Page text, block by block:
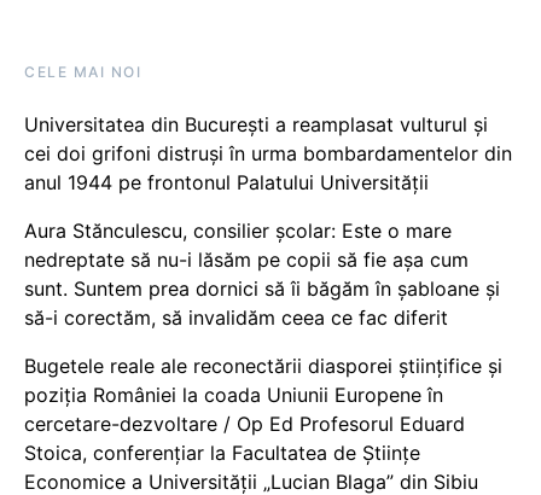
CELE MAI NOI
Universitatea din București a reamplasat vulturul și
cei doi grifoni distruși în urma bombardamentelor din
anul 1944 pe frontonul Palatului Universității
Aura Stănculescu, consilier școlar: Este o mare
nedreptate să nu-i lăsăm pe copii să fie așa cum
sunt. Suntem prea dornici să îi băgăm în șabloane și
să-i corectăm, să invalidăm ceea ce fac diferit
Bugetele reale ale reconectării diasporei științifice și
poziția României la coada Uniunii Europene în
cercetare-dezvoltare / Op Ed Profesorul Eduard
Stoica, conferențiar la Facultatea de Științe
Economice a Universității „Lucian Blaga” din Sibiu